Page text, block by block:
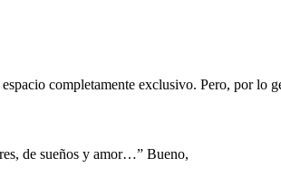
completamente exclusivo. Pero, por lo
de sueños y amor…” Bueno,